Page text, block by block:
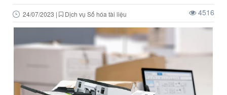
24/07/2023 | Dịch vụ Số hóa tài liệu 4516